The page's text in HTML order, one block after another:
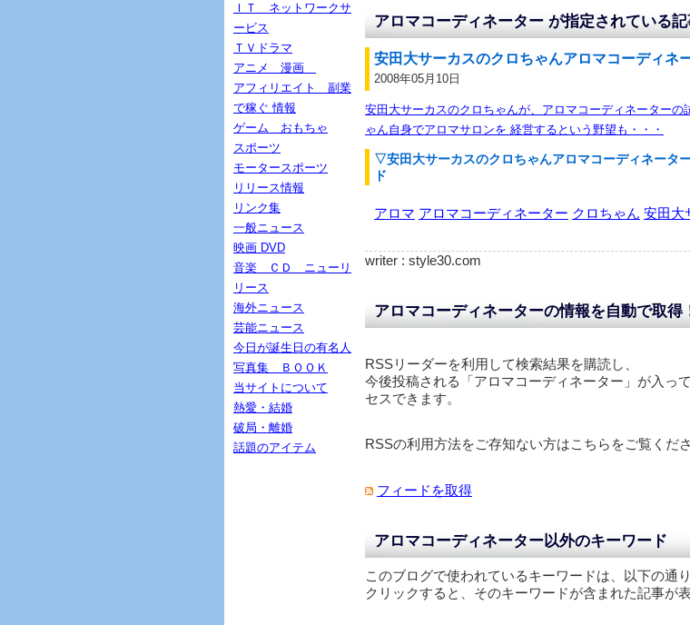
アロマコーディネーター が指定されている
安田大サーカスのクロちゃんアロマコーディネ
2008年05月10日
安田大サーカスのクロちゃんが、アロマコーディネーターの
ゃん自身でアロマサロンを 経営するという野望も・・・
▽安田大サーカスのクロちゃんアロマコーディネータ
ド
アロマ アロマコーディネーター クロちゃん 安田大
writer : style30.com
アロマコーディネーターの情報を自動で取得
RSSリーダーを利用して検索結果を購読し、
今後投稿される「アロマコーディネーター 」が入っ
セスできます。
RSSの利用方法をご存知ない方はこちらをご覧くだ
フィードを取得
アロマコーディネーター以外のキーワード
このブログで使われているキーワードは、以下の通り
クリックすると、そのキーワードが含まれた記事が
ＩＴ ネットワークサ
ービス
ＴＶドラマ
アニメ 漫画
アフィリエイト 副業
で稼ぐ 情報
ゲーム おもちゃ
スポーツ
モータースポーツ
リリース情報
リンク集
一般ニュース
映画 DVD
音楽 ＣＤ ニューリ
リース
海外ニュース
芸能ニュース
今日が誕生日の有名人
写真集 ＢＯＯＫ
当サイトについて
熱愛・結婚
破局・離婚
話題のアイテム